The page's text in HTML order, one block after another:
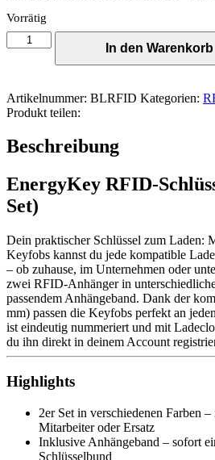
Vorrätig
EnergyKey
RFID-
Schlüsselanhänger
Set)
Menge
In den Warenkorb
Artikelnummer: BLRFID Kategorien:
Produkt teilen:
Beschreibung
EnergyKey RFID-
Set)
Dein praktischer Schlüssel zum Laden:
Keyfobs kannst du jede kompatible
– ob zuhause, im Unternehmen oder
zwei RFID-Anhänger in
passendem Anhängeband. Dank der
mm) passen die Keyfobs perfekt an
ist eindeutig nummeriert und mit
du ihn direkt in deinem Account
Highlights
2er Set in verschiedenen Farben
Mitarbeiter oder Ersatz
Inklusive Anhängeband – sofort
Schlüsselbund